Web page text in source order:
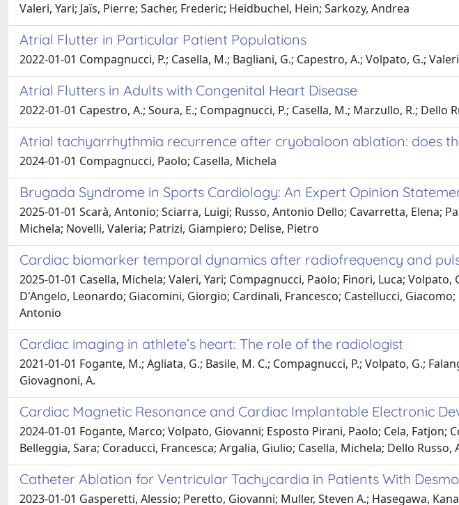
Valeri, Yari; Jaïs, Pierre; Sacher, Frederic; Heidbuchel, Hein; Sarkozy, Andrea
Atrial Flutter in Particular Patient Populations
2022-01-01 Compagnucci, P.; Casella, M.; Bagliani, G.; Capestro, A.; Volpato, G.;
Atrial Flutters in Adults with Congenital Heart Disease
2022-01-01 Capestro, A.; Soura, E.; Compagnucci, P.; Casella, M.; Marzullo, R.; Dello
Atrial tachyarrhythmia recurrence after cryobaloon ablation: does
2024-01-01 Compagnucci, Paolo; Casella, Michela
Brugada Syndrome in Sports Cardiology: An Expert Opinion
2025-01-01 Scarà, Antonio; Sciarra, Luigi; Russo, Antonio Dello; Cavarretta, Elena;
Michela; Novelli, Valeria; Patrizi, Giampiero; Delise, Pietro
Cardiac biomarker temporal dynamics after radiofrequency and
2025-01-01 Casella, Michela; Valeri, Yari; Compagnucci, Paolo; Finori, Luca;
D'Angelo, Leonardo; Giacomini, Giorgio; Cardinali, Francesco; Castellucci,
Antonio
Cardiac imaging in athlete’s heart: The role of the radiologist
2021-01-01 Fogante, M.; Agliata, G.; Basile, M. C.; Compagnucci, P.; Volpato, G.;
Giovagnoni, A.
Cardiac Magnetic Resonance and Cardiac Implantable Electronic
2024-01-01 Fogante, Marco; Volpato, Giovanni; Esposto Pirani, Paolo; Cela,
Belleggia, Sara; Coraducci, Francesca; Argalia, Giulio; Casella, Michela; Dello
Catheter Ablation for Ventricular Tachycardia in Patients With
2023-01-01 Gasperetti, Alessio; Peretto, Giovanni; Muller, Steven A.; Hasegawa,